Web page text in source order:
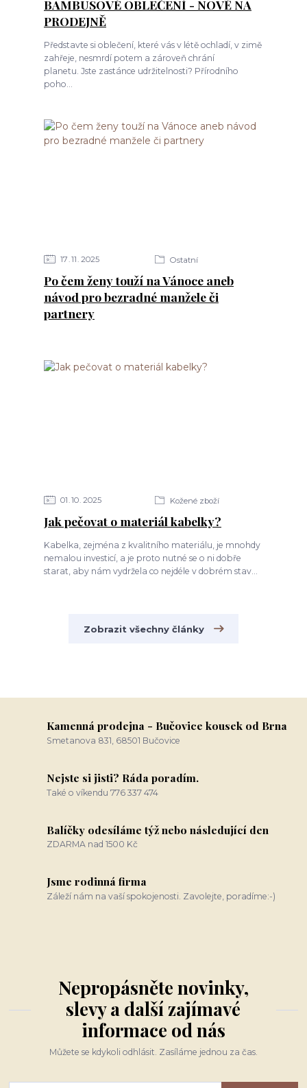
BAMBUSOVÉ OBLEČENÍ - NOVĚ NA
PRODEJNĚ
Představte si oblečení, které vás v létě ochladí, v zimě
zahřeje, nesmrdí potem a zároveň chrání
planetu. Jste zastánce udržitelnosti? Přírodního
poho...
17 11 2025 Ostatní
Po čem ženy touží na Vánoce aneb
návod pro bezradné manžele či
partnery
01 10 2025 Kožené zboží
Jak pečovat o materiál kabelky?
Kabelka, zejména z kvalitního materiálu, je mnohdy
nemalou investicí, a je proto nutné se o ni dobře
starat, aby nám vydržela co nejdéle v dobrém stav...
Zobrazit všechny články
Kamenná prodejna - Bučovice kousek od Brna
Smetanova 831, 68501 Bučovice
Nejste si jisti? Ráda poradím.
Také o víkendu 776 337 474
Balíčky odesíláme týž nebo následující den
ZDARMA nad 1500 Kč
Jsme rodinná firma
Záleží nám na vaší spokojenosti. Zavolejte, poradíme:-)
Nepropásněte novinky,
slevy a další zajímavé
informace od nás
Můžete se kdykoli odhlásit. Zasíláme jednou za čas.